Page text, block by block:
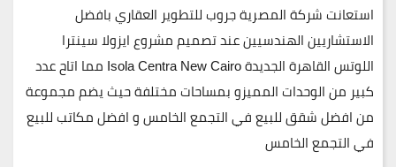
استعانت شركة المصرية جروب للتطوير العقاري بافضل
الاستشاريين الهندسيين عند تصميم مشروع ايزولا سينترا
اللوتس القاهرة الجديدةIsola Centra New Cairo مما اتاح عدد
كبير من الوحدات المميزو بمساحات مختلفة حيث يضم مجموعة
من افضل شقق للبيع في التجمع الخامس و افضل مكاتب للبيع
في التجمع الخامس